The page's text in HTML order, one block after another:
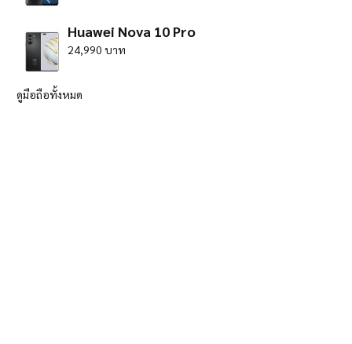
Huawei Nova 10 Pro
24,990 บาท
ดูมือถือทั้งหมด